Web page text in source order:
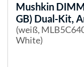
Mushkin
GB) Dual-Kit,
(weiß,
White)